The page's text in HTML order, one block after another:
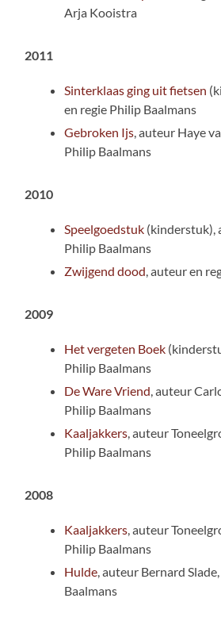
Arja Kooistra
2011
Sinterklaas ging uit fietsen
en regie Philip Baalmans
Gebroken Ijs, auteur Haye
Philip Baalmans
2010
Speelgoedstuk (kinderstuk),
Philip Baalmans
Zwijgend dood, auteur en
2009
Het vergeten Boek
Philip Baalmans
De Ware Vriend, auteur
Philip Baalmans
Kaaljakkers, auteur
Philip Baalmans
2008
Kaaljakkers, auteur
Philip Baalmans
Hulde, auteur Bernard
Baalmans